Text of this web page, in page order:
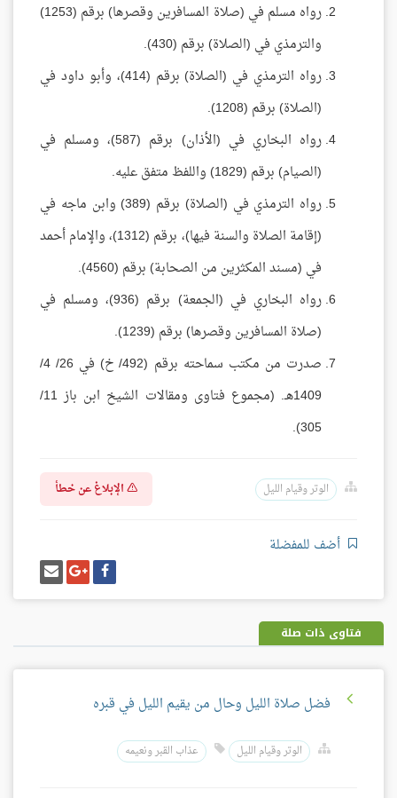
رواه مسلم في (صلاة المسافرين وقصرها) برقم (1253)
والترمذي في (الصلاة) برقم (430).
رواه الترمذي في (الصلاة) برقم (414)، وأبو داود في
(الصلاة) برقم (1208).
رواه البخاري في (الأذان) برقم (587)، ومسلم في
(الصيام) برقم (1829) واللفظ متفق عليه.
رواه الترمذي في (الصلاة) برقم (389) وابن ماجه في
(إقامة الصلاة والسنة فيها)، برقم (1312)، والإمام أحمد
في (مسند المكثرين من الصحابة) برقم (4560).
رواه البخاري في (الجمعة) برقم (936)، ومسلم في
(صلاة المسافرين وقصرها) برقم (1239).
صدرت من مكتب سماحته برقم (492/ خ) في 26/ 4/
1409هـ. (مجموع فتاوى ومقالات الشيخ ابن باز 11/
305).
الوتر وقيام الليل الإبلاغ عن خطأ
أضف للمفضلة
شارك
على
فيسبوك
شارك
على
غوغل
بلس
إرسل
إيميل
فتاوى ذات صلة
فضل صلاة الليل وحال من يقيم الليل في قبره
الوتر وقيام الليل عذاب القبر ونعيمه